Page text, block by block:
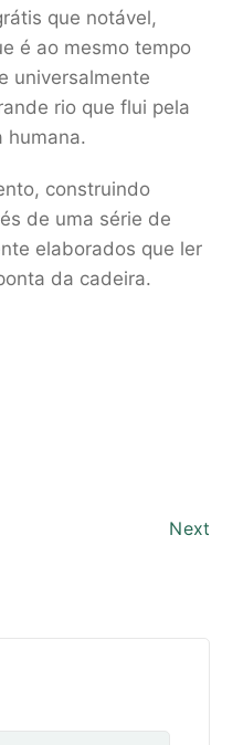
que notável,
é ao mesmo tempo
universalmente
rio que flui pela
humana.
construindo
de uma série de
elaborados que ler
da cadeira.
Next